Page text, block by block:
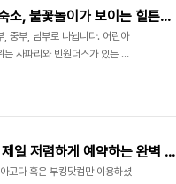
육을 지원하기 위해 부부합산 총
원 미만이면서 부양자녀(18세
자녀 1명당 최대 100만원(최소
는 제도입니다. 선정기준?자녀장
래 세가지 조건을 충족해야합니
구원 전체의 재산 합계액이 2억
푸꾸옥 필수 숙소, 불꽃놀이가 보이는 힐튼 라페스타 가격 비교
, 중부, 남부로 나뉩니다. 어린아
는 사파리와 빈원더스가 있는 북
을 한다 하면 중부숙소를, 휴양의
이동하시는데요. 북부와 남부가
어봤자 30분-40분거리입니다.
거리라 생각됩니다. 짧은 일정으
호텔 숙박료 제일 저렴하게 예약하는 완벽 비교 가이드
고다 혹은 부킹닷컴만 이용하셨